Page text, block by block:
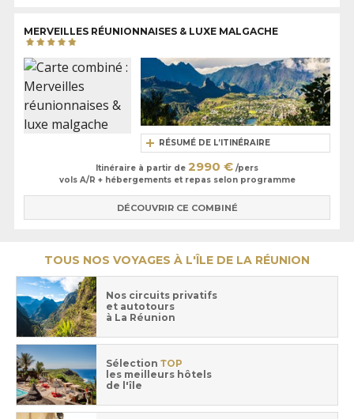
MERVEILLES RÉUNIONNAISES & LUXE MALGACHE
RÉSUMÉ DE L’ITINÉRAIRE
Itinéraire à partir de 2990 € /pers
vols A/R + hébergements et repas selon programme
DÉCOUVRIR CE COMBINÉ
TOUS NOS VOYAGES À L'ÎLE DE LA RÉUNION
Nos circuits privatifs
et autotours
à La Réunion
Sélection TOP
les meilleurs hôtels
de l'île